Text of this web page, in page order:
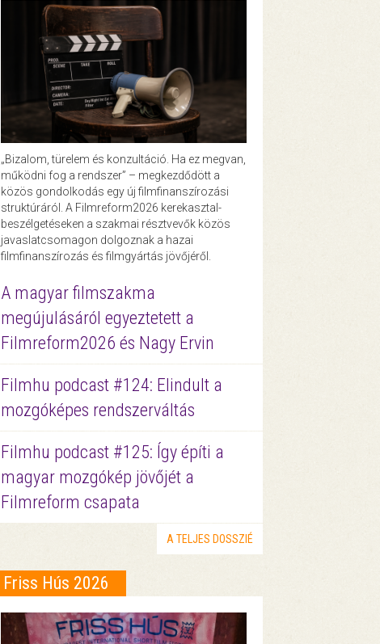
„Bizalom, türelem és konzultáció. Ha ez megvan,
működni fog a rendszer” – megkezdődött a
közös gondolkodás egy új filmfinanszírozási
struktúráról. A Filmreform2026 kerekasztal-
beszélgetéseken a szakmai résztvevők közös
javaslatcsomagon dolgoznak a hazai
filmfinanszírozás és filmgyártás jövőjéről.
A magyar filmszakma
megújulásáról egyeztetett a
Filmreform2026 és Nagy Ervin
Filmhu podcast #124: Elindult a
mozgóképes rendszerváltás
Filmhu podcast #125: Így építi a
magyar mozgókép jövőjét a
Filmreform csapata
A TELJES DOSSZIÉ
Friss Hús 2026